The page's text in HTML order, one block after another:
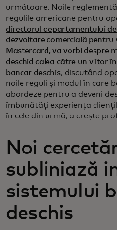
următoare. Noile
regulile americane pentru
directorul departamentului de
dezvoltare comercială pentru
Mastercard, va vorbi despre
deschid calea către un viitor
bancar deschis, discutând
noile reguli și modul în care
abordeze pentru a deveni
îmbunătăți experiența
în cele din urmă, a crește
Noi
subliniază
sistemului
deschis